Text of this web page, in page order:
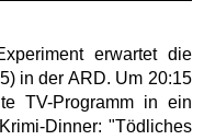
erwartet die
in der ARD. Um 20:15
TV-Programm in ein
Dinner: "Tödliches